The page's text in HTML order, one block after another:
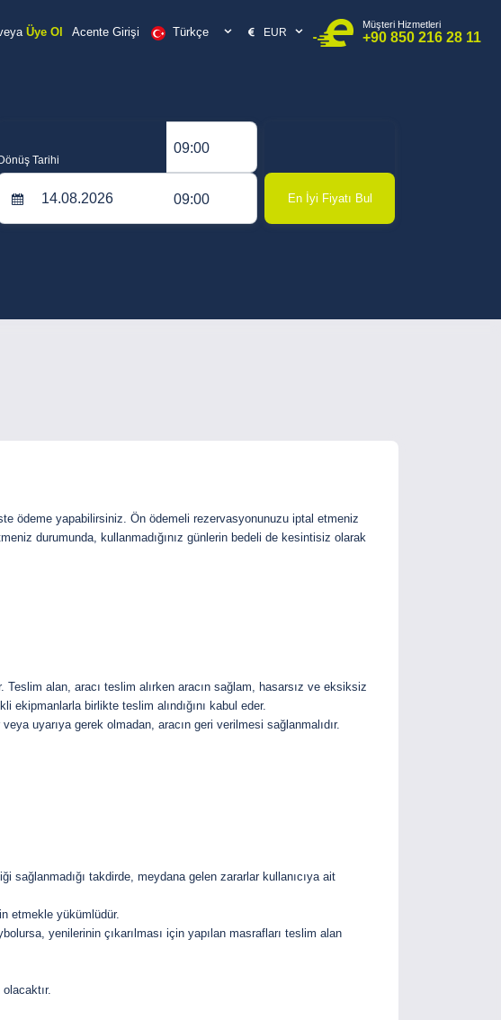
Üye Ol Acente Girişi Türkçe EUR
Müşteri Hizmetleri
+90 850 216 28 11
Dönüş Tarihi
09:00
09:00 En İyi Fiyatı Bul
ödeme yapabilirsiniz. Ön ödemeli rezervasyonunuzu iptal etmeniz
durumunda, kullanmadığınız günlerin bedeli de kesintisiz olarak
alan, aracı teslim alırken aracın sağlam, hasarsız ve eksiksiz
birlikte teslim alındığını kabul eder.
uyarıya gerek olmadan, aracın geri verilmesi sağlanmalıdır.
sağlanmadığı takdirde, meydana gelen zararlar kullanıcıya ait
etmekle yükümlüdür.
yenilerinin çıkarılması için yapılan masrafları teslim alan